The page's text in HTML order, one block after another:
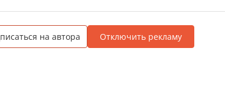
на автора Отключить рекламу